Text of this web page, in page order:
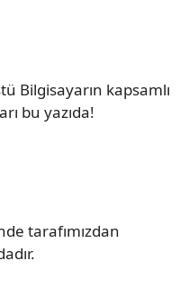
Bilgisayarın kapsamlı
bu yazıda!
tarafımızdan